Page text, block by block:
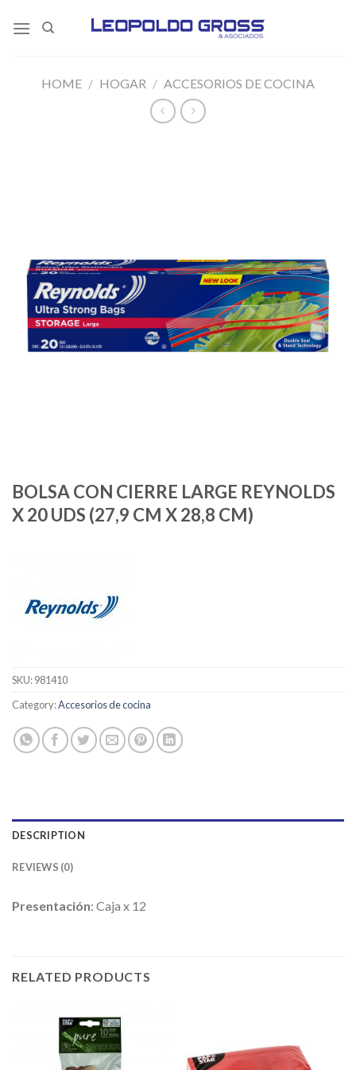
HOME / HOGAR / ACCESORIOS DE COCINA
BOLSA CON CIERRE LARGE REYNOLDS
X 20 UDS (27,9 CM X 28,8 CM)
SKU:981410
Category:Accesorios de cocina
DESCRIPTION
REVIEWS (0)
Presentación: Caja x 12
RELATED PRODUCTS